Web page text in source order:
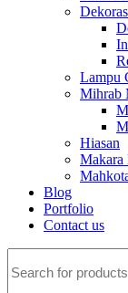
Lampu
Mihrab
Hiasan
Makara
Blog
Portfolio
Contact us